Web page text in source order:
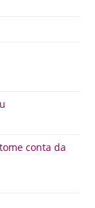
conta da